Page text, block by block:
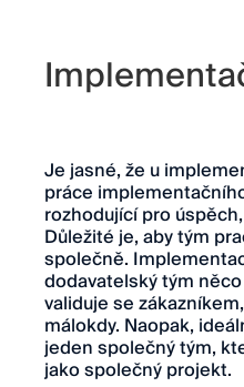
Je jasné, že u
práce
rozhodující pro
Důležité je, aby tým
společně.
dodavatelský tým
validuje se
málokdy. Naopak,
jeden společný tým,
jako společný projekt.